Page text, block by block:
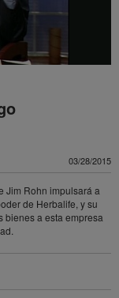
03/28/2015
Jim Rohn impulsará a
de Herbalife, y su
bienes a esta empresa